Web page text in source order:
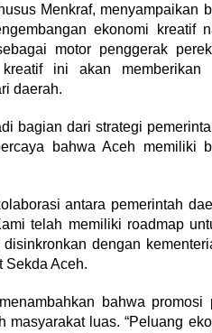
Menkraf, menyampaikan
ekonomi kreatif
motor penggerak
ini akan memberikan
daerah.
bagian dari strategi
bahwa Aceh memiliki
antara pemerintah
telah memiliki roadmap
dengan
Sekda Aceh.
bahwa promosi
luas. “Peluang